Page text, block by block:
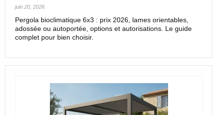
juin 20, 2026
Pergola bioclimatique 6x3 : prix 2026, lames orientables,
adossée ou autoportée, options et autorisations. Le guide
complet pour bien choisir.